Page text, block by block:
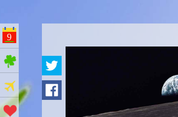
9
ges Feiertage
Ferien
Aktionstage